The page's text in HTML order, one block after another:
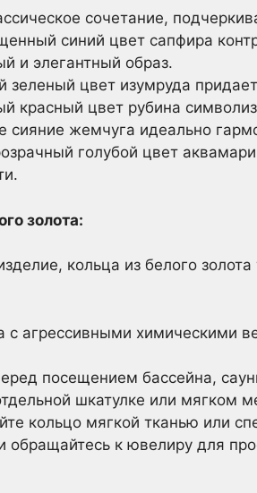
сочетание,
синий цвет сапфира
и элегантный образ.
зеленый цвет изумруда
красный цвет рубина
сияние жемчуга идеально
голубой цвет
золота:
кольца из белого
с агрессивными химическими
посещением бассейна,
шкатулке или мягком
кольцо мягкой тканью или
обращайтесь к ювелиру для